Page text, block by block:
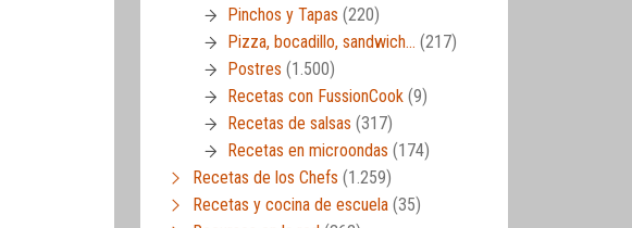
Pinchos y Tapas (220)
Pizza, bocadillo, sandwich… (217)
Postres (1.500)
Recetas con FussionCook (9)
Recetas de salsas (317)
Recetas en microondas (174)
Recetas de los Chefs (1.259)
Recetas y cocina de escuela (35)